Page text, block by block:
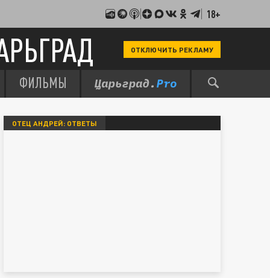
18+
ОТКЛЮЧИТЬ РЕКЛАМУ
ФИЛЬМЫ
ОТЕЦ АНДРЕЙ: ОТВЕТЫ